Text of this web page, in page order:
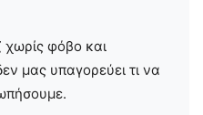
φόβο και
μας υπαγορεύει τι να